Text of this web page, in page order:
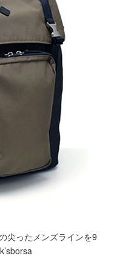
尖ったメンズラインを9